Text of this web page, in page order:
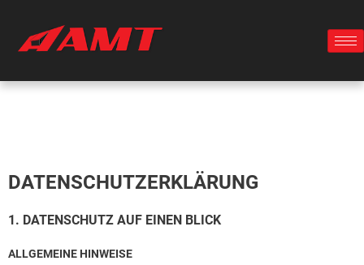
DATENSCHUTZ­ERKLÄRUNG
1. DATENSCHUTZ AUF EINEN BLICK
ALLGEMEINE HINWEISE